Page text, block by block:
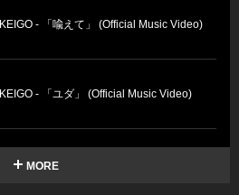
- 「喩えて」 (Official Music Video)
- 「ユダ」 (Official Music Video)
MORE